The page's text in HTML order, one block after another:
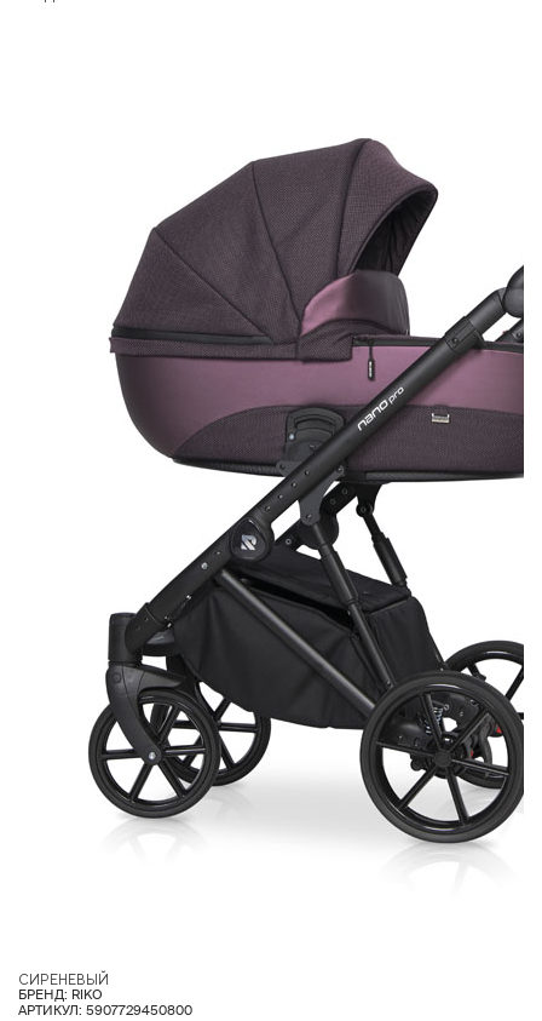
СИРЕНЕВЫЙ
БРЕНД: RIKO
АРТИКУЛ: 5907729450800